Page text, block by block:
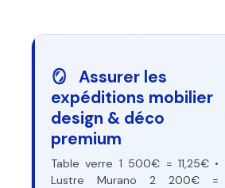
🪞 Assurer les
expéditions mobilier
design & déco
premium
Table verre 1 500€ = 11,25€ •
Lustre Murano 2 200€ =